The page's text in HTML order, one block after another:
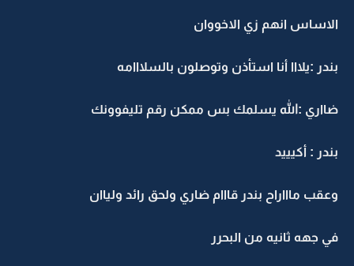
الاساس انهم زي الاخووان
بندر :يلااا أنا استأذن وتوصلون بالسلااامه
ضااري :الله يسلمك بس ممكن رقم تليفوونك
بندر : أكيييد
وعقب ماااراح بندر قااام ضاري ولحق رائد ولياان
في جهه ثانيه من البحرر